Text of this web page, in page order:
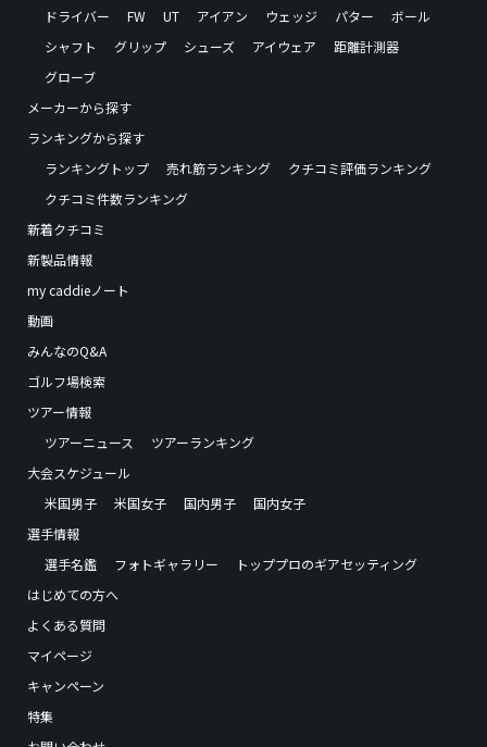
ドライバー
FW UT アイアン ウェッジ パター
ボール
シャフト
グリップ シューズ アイウェア
距離計測器
グローブ
メーカーから探す
ランキングから探す
ランキングトップ
売れ筋ランキング
クチコミ評価ランキング
クチコミ件数ランキング
新着クチコミ
新製品情報
my caddieノート
動画
みんなのQ&A
ゴルフ場検索
ツアー情報
ツアーニュース
ツアーランキング
大会スケジュール
米国男子
米国女子 国内男子
国内女子
選手情報
選手名鑑
フォトギャラリー
トッププロのギアセッティング
はじめての方へ
よくある質問
マイページ
キャンペーン
特集